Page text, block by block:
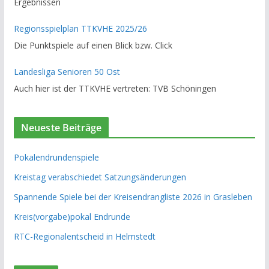
Regionsspielplan TTKVHE 2025/26
Die Punktspiele auf einen Blick bzw. Click
Landesliga Senioren 50 Ost
Auch hier ist der TTKVHE vertreten: TVB Schöningen
Neueste Beiträge
Pokalendrundenspiele
Kreistag verabschiedet Satzungsänderungen
Spannende Spiele bei der Kreisendrangliste 2026 in Grasleben
Kreis(vorgabe)pokal Endrunde
RTC-Regionalentscheid in Helmstedt